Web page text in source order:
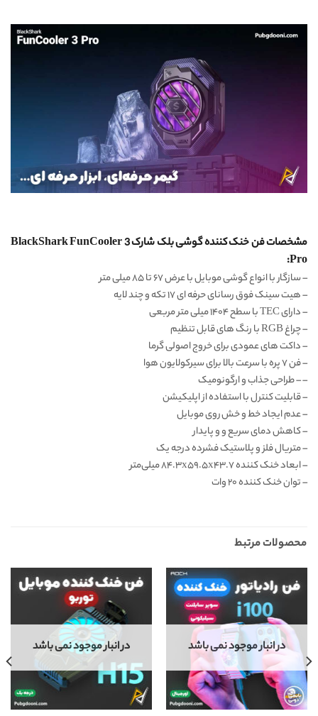
مشخصات فن خنک کننده گوشی بلک شارک BlackShark FunCooler 3
Pro:
– سازگار با انواع گوشی موبایل با عرض ۶۷ تا ۸۵ میلی متر
– هیت سینک فوق رسانای حرفه ای ۱۷ تکه و چند لایه
– دارای TEC با سطح ۱۴۰۴ میلی متر مربعی
– چراغ RGB با رنگ های قابل تنظیم
– داکت های عمودی برای خروج اصولی گرما
– فن ۷ پره با سرعت بالا برای سیرکولایون هوا
– – طراحی جذاب و ارگونومیک
– قابلیت کنترل با استفاده از اپلیکیشن
– عدم ایجاد خط و خش روی موبایل
– کاهش دمای سریع و و پایدار
– متریال فلز و پلاستیک فشرده درجه یک
– ابعاد خنک کننده ۸۴.۳x۵۹.۵x۴۳.۷ میلی‌متر
– توان خنک کننده ۲۰ وات
محصولات مرتبط
در انبار موجود نمی باشد در انبار موجود نمی باشد